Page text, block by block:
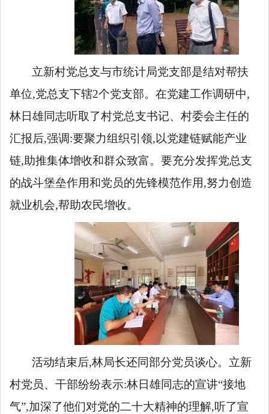
立新村党总支与市统计局党支部是结对帮扶
单位,党总支下辖2个党支部。 在党建工作调研中,
林日雄同志听取了村党总支书记、村委会主任的
汇报后,强调:要聚力组织引领,以党建链赋能产业
链,助推集体增收和群众致富。要充分发挥党总支
的战斗堡垒作用和党员的先锋模范作用,努力创造
就业机会,帮助农民增收。
活动结束后,林局长还同部分党员谈心。立新
村党员、干部纷纷表示:林日雄同志的宣讲“接地
气”,加深了他们对党的二十大精神的理解,听了宣